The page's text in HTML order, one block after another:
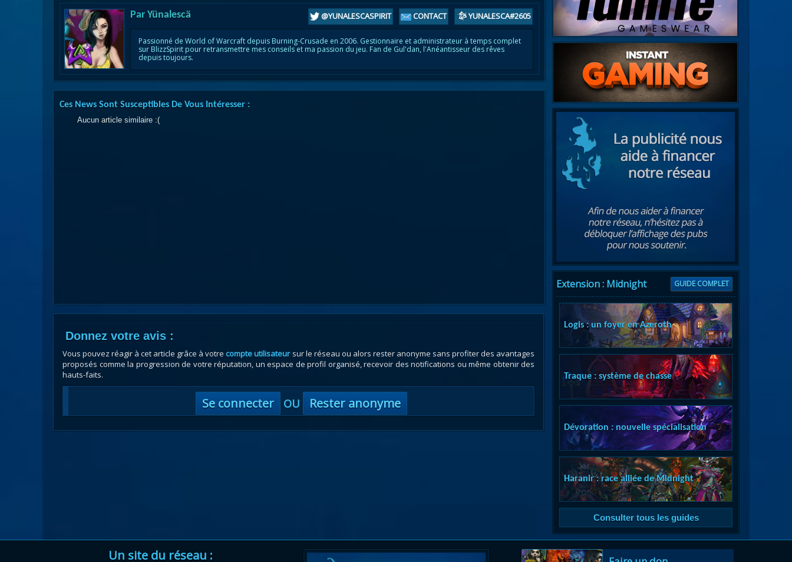
Par Yünalescä YUNALESCA#2605
CONTACT
@YUNALESCASPIRIT
Passionné de World of Warcraft depuis Burning-Crusade en 2006. Gestionnaire et administrateur à temps complet
sur BlizzSpirit pour retransmettre mes conseils et ma passion du jeu. Fan de Gul'dan, l'Anéantisseur des rêves
depuis toujours.
Ces News Sont Susceptibles De Vous Intéresser :
Aucun article similaire :(
Donnez votre avis :
Vous pouvez réagir à cet article grâce à votre compte utilisateursur le réseau ou alors rester anonyme sans profiter des avantages
proposés comme la progression de votre réputation, un espace de profil organisé, recevoir des notifications ou même obtenir des
hauts-faits.
Se connecter OU Rester anonyme
Extension : Midnight GUIDE COMPLET
Logis : un foyer en Azeroth
Traque : système de chasse
Dévoration : nouvelle spécialisation
Haranir : race alliée de Midnight
Consulter tous les guides
Un site du réseau :